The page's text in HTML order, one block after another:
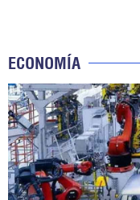
ECONOMÍA